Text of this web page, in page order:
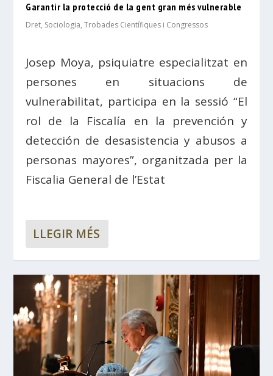
Garantir la protecció de la gent gran més vulnerable
Dret, Sociologia,Trobades Científiques i Congressos
Josep Moya, psiquiatre especialitzat en
persones en situacions de
vulnerabilitat, participa en la sessió “El
rol de la Fiscalía en la prevención y
detección de desasistencia y abusos a
personas mayores”, organitzada per la
Fiscalia General de l’Estat
LLEGIR MÉS